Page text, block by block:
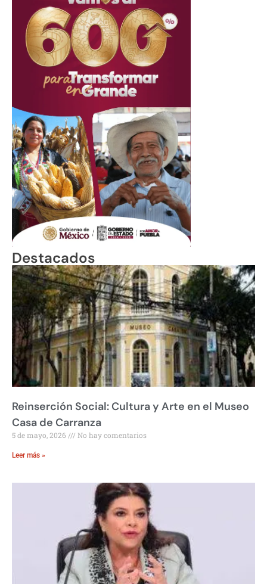
Destacados
Reinserción Social: Cultura y Arte en el Museo
Casa de Carranza
5 de mayo, 2026 No hay comentarios
Leer más »